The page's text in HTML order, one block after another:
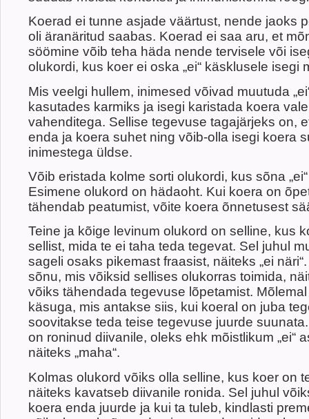
Koerad ei tunne asjade väärtust, nende jaoks
oli äranäritud saabas. Koerad ei saa aru, et
söömine võib teha häda nende tervisele või
olukordi, kus koer ei oska „ei“ käsklusele isegi
Mis veelgi hullem, inimesed võivad muutuda
kasutades karmiks ja isegi karistada koera
vahenditega. Sellise tegevuse tagajärjeks on,
enda ja koera suhet ning võib-olla isegi koera
inimestega üldse.
Võib eristada kolme sorti olukordi, kus sõna
Esimene olukord on hädaoht. Kui koera on
tähendab peatumist, võite koera õnnetusest
Teine ja kõige levinum olukord on selline, kus
sellist, mida te ei taha teda tegevat. Sel juhul
sageli osaks pikemast fraasist, näiteks „ei
sõnu, mis võiksid sellises olukorras toimida,
võiks tähendada tegevuse lõpetamist.
käsuga, mis antakse siis, kui koeral on juba
soovitakse teda teise tegevuse juurde
on roninud diivanile, oleks ehk mõistlikum „ei“
näiteks „maha“.
Kolmas olukord võiks olla selline, kus koer on
näiteks kavatseb diivanile ronida. Sel juhul
koera enda juurde ja kui ta tuleb, kindlasti